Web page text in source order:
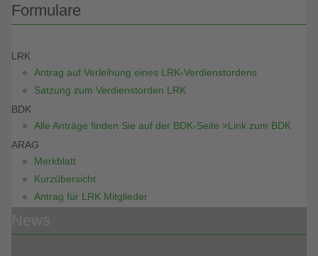
Formulare
LRK
Antrag auf Verleihung eines LRK-Verdienstordens
Satzung zum Verdienstorden LRK
BDK
Alle Anträge finden Sie auf der BDK-Seite >Link zum BDK
ARAG
Merkblatt
Kurzübersicht
Antrag für LRK Mitglieder